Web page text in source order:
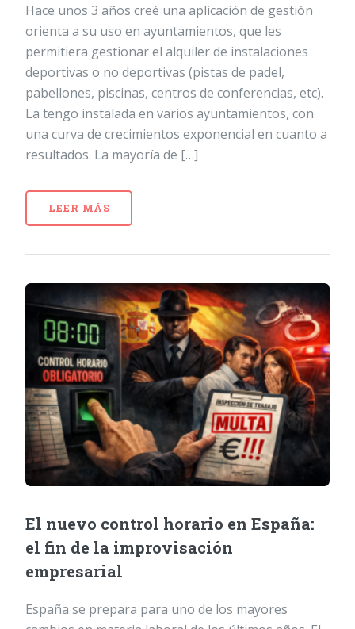
Hace unos 3 años creé una aplicación de gestión
orienta a su uso en ayuntamientos, que les
permitiera gestionar el alquiler de instalaciones
deportivas o no deportivas (pistas de padel,
pabellones, piscinas, centros de conferencias, etc).
La tengo instalada en varios ayuntamientos, con
una curva de crecimientos exponencial en cuanto a
resultados. La mayoría de […]
LEER MÁS
El nuevo control horario en España:
el fin de la improvisación
empresarial
España se prepara para uno de los mayores